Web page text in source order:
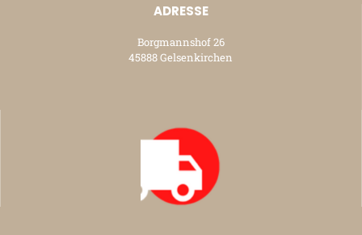
ADRESSE
Borgmannshof 26
45888 Gelsenkirchen